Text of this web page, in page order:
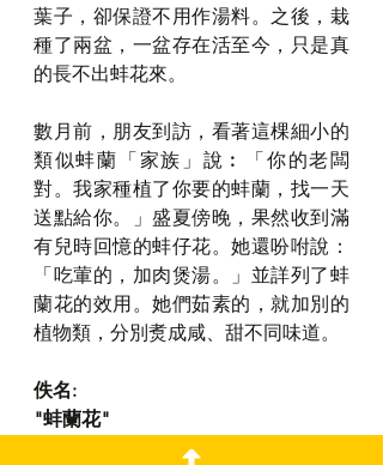
葉子，卻保證不用作湯料。之後，栽
種了兩盆，一盆存在活至今，只是真
的長不出蚌花來。
數月前，朋友到訪，看著這棵細小的
類似蚌蘭「家族」說︰「你的老闆
對。我家種植了你要的蚌蘭，找一天
送點給你。」盛夏傍晚，果然收到滿
有兒時回憶的蚌仔花。她還吩咐說：
「吃葷的，加肉煲湯。」並詳列了蚌
蘭花的效用。她們茹素的，就加別的
植物類，分別煑成咸、甜不同味道。
佚名:
"蚌蘭花"